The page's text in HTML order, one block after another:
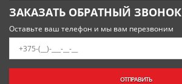
ЗАКАЗАТЬ ОБРАТНЫЙ ЗВОНОК
Оставьте ваш телефон и мы вам перезвоним
ОТПРАВИТЬ